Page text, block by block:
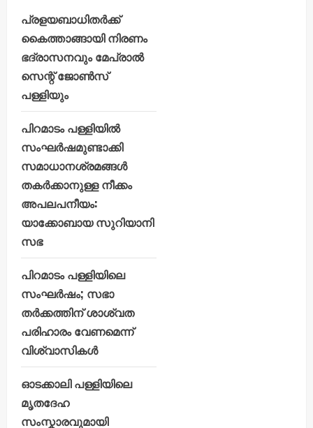
പ്രളയബാധിതർക്ക്
കൈത്താങ്ങായി നിരണം
ഭദ്രാസനവും മേപ്രാൽ
സെന്റ് ജോൺസ്
പള്ളിയും
പിറമാടം പള്ളിയിൽ
സംഘർഷമുണ്ടാക്കി
സമാധാനശ്രമങ്ങൾ
തകർക്കാനുള്ള നീക്കം
അപലപനീയം:
യാക്കോബായ സുറിയാനി
സഭ
പിറമാടം പള്ളിയിലെ
സംഘർഷം; സഭാ
തർക്കത്തിന് ശാശ്വത
പരിഹാരം വേണമെന്ന്
വിശ്വാസികൾ
ഓടക്കാലി പള്ളിയിലെ
മൃതദേഹ
സംസ്കാരവുമായി